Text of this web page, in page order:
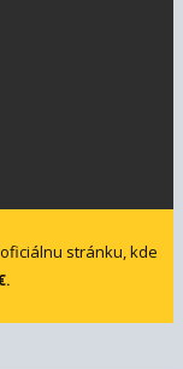
stránku, kde
.